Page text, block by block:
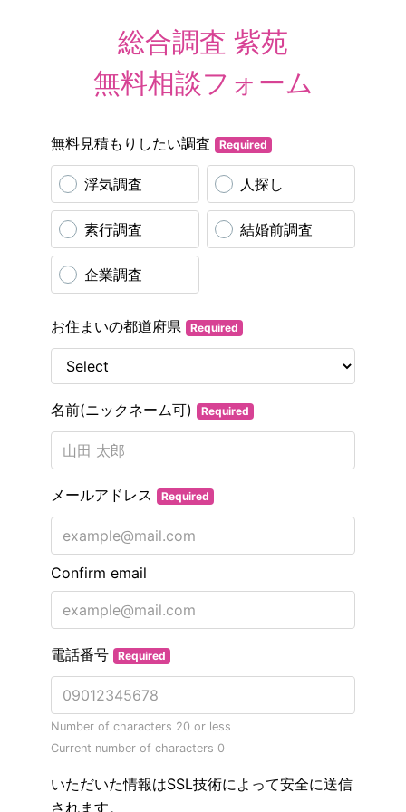
総合調査 紫苑
無料相談フォーム
無料見積もりしたい調査 Required
浮気調査 人探し
素行調査 結婚前調査
企業調査
お住まいの都道府県 Required
名前(ニックネーム可) Required
メールアドレス Required
Confirm email
電話番号 Required
Number of characters 20 or less
Current number of characters 0
いただいた情報はSSL技術によって安全に送信
されます。